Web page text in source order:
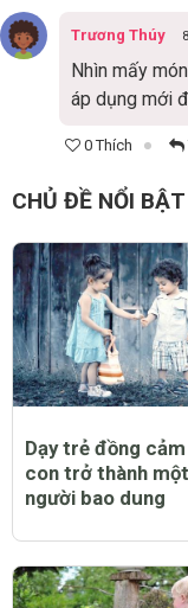
Trương Thúy
Nhìn mấy
áp dụng mới
0 Thích
CHỦ ĐỀ NỔI BẬT
Dạy trẻ đồng
con trở thành một
người bao dung